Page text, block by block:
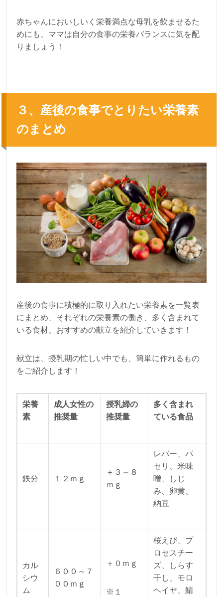
赤ちゃんにおいしいく栄養満点な母乳を飲ませるた
めにも、ママは自分の食事の栄養バランスに気を配
りましょう！
３、産後の食事でとりたい栄養素
のまとめ
産後の食事に積極的に取り入れたい栄養素を一覧表
にまとめ、それぞれの栄養素の働き、多く含まれて
いる食材、おすすめの献立を紹介していきます！
献立は、授乳期の忙しい中でも、簡単に作れるもの
をご紹介します！
栄養
素
成人女性の
推奨量
授乳婦の
推奨量
多く含まれ
ている食品
鉄分 １２ｍｇ
＋３～８
ｍｇ
レバー、パ
セリ、米味
噌、しじ
み、卵黄、
納豆
カル
シウ
ム
６００～７
００ｍｇ
＋０ｍｇ
※１
桜えび、プ
ロセスチー
ズ、しらす
干し、モロ
ヘイヤ、鯖